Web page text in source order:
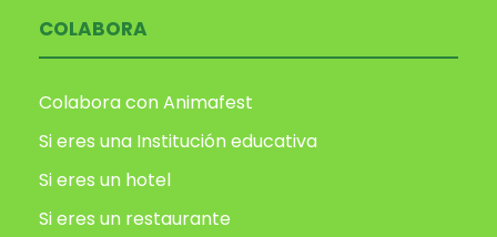
COLABORA
Colabora con Animafest
Si eres una Institución educativa
Si eres un hotel
Si eres un restaurante